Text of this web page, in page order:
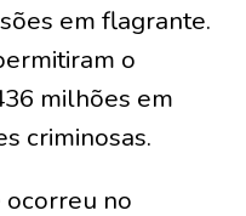
em flagrante.
o
milhões em
criminosas.
no